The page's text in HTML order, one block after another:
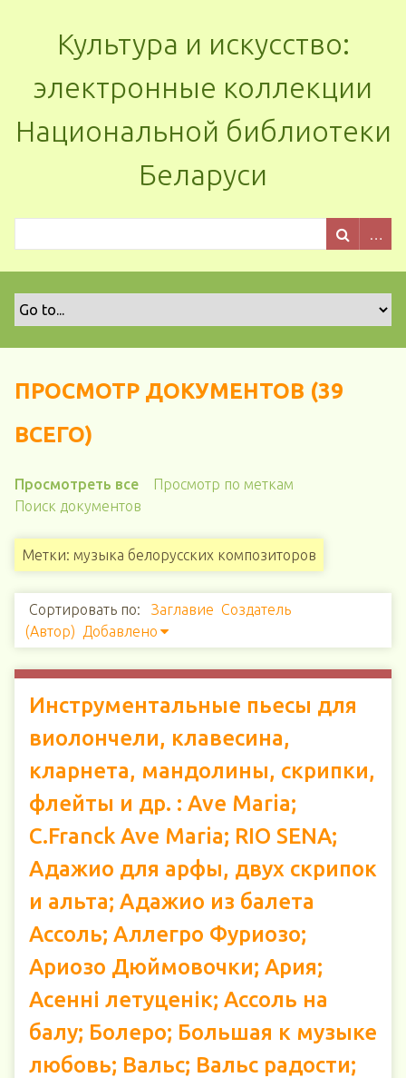
Культура и искусство:
электронные коллекции
Национальной библиотеки
Беларуси
ПРОСМОТР ДОКУМЕНТОВ (39
ВСЕГО)
Просмотреть все
Просмотр по меткам
Поиск документов
Метки: музыка белорусских композиторов
Сортировать по: Заглавие Создатель
(Автор)
Добавлено
Инструментальные пьесы для
виолончели, клавесина,
кларнета, мандолины, скрипки,
флейты и др. : Ave Maria;
C.Franck Ave Maria; RIO SENA;
Адажио для арфы, двух скрипок
и альта; Адажио из балета
Ассоль; Аллегро Фуриозо;
Ариозо Дюймовочки; Ария;
Асенні летуценік; Ассоль на
балу; Болеро; Большая к музыке
любовь; Вальс; Вальс радости;